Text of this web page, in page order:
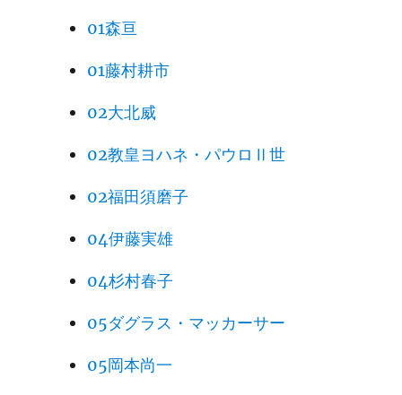
01森亘
01藤村耕市
02大北威
02教皇ヨハネ・パウロⅡ世
02福田須磨子
04伊藤実雄
04杉村春子
05ダグラス・マッカーサー
05岡本尚一